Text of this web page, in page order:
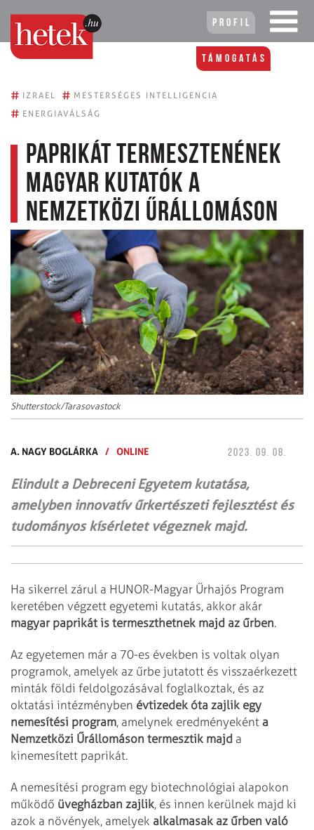
Profil
Támogatás
# IZRAEL # MESTERSÉGES INTELLIGENCIA
# ENERGIAVÁLSÁG
Paprikát termesztenének
magyar kutatók a
Nemzetközi Űrállomáson
Shutterstock/Tarasovastock
A. NAGY BOGLÁRKA / ONLINE 2023. 09. 08.
Elindult a Debreceni Egyetem kutatása,
amelyben innovatív űrkertészeti fejlesztést és
tudományos kísérletet végeznek majd.
Ha sikerrel zárul a HUNOR-Magyar Űrhajós Program
keretében végzett egyetemi kutatás, akkor akár
magyar paprikát is termeszthetnek majd az űrben.
Az egyetemen már a 70-es években is voltak olyan
programok, amelyek az űrbe jutatott és visszaérkezett
minták földi feldolgozásával foglalkoztak, és az
oktatási intézményben évtizedek óta zajlik egy
nemesítési program, amelynek eredményeként a
Nemzetközi Űrállomáson termesztik majd a
kinemesített paprikát.
A nemesítési program egy biotechnológiai alapokon
működő üvegházban zajlik, és innen kerülnek majd ki
azok a növények, amelyek alkalmasak az űrben való